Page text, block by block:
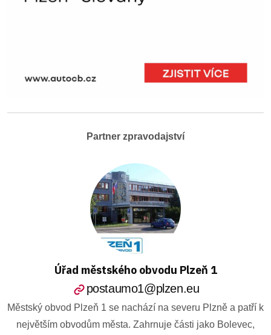
Partner zpravodajství
Úřad městského obvodu Plzeň 1
postaumo1@plzen.eu
Městský obvod Plzeň 1 se nachází na severu Plzně a patří k
největším obvodům města. Zahrnuje části jako Bolevec,